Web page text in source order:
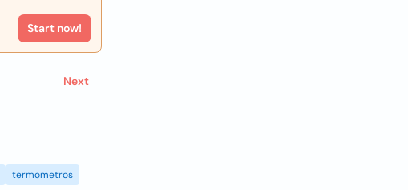
Start now!
Next
termometros